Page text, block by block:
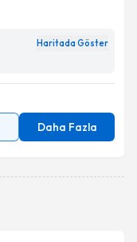
Haritada Göster
Daha Fazla